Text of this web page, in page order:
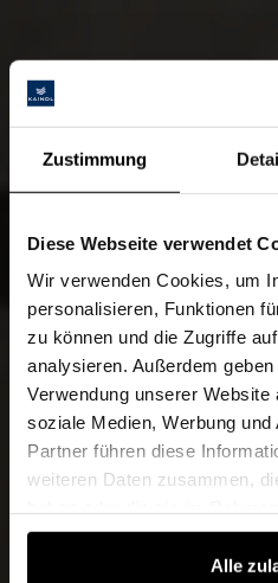
Zustimmung
Diese Webseite verwendet
Wir verwenden Cookies, um
personalisieren, Funktionen
zu können und die Zugriffe
analysieren. Außerdem
Verwendung unserer
soziale Medien, Werbung
Partner führen diese
weiteren Daten zusammen,
gesammelt haben.
Alle